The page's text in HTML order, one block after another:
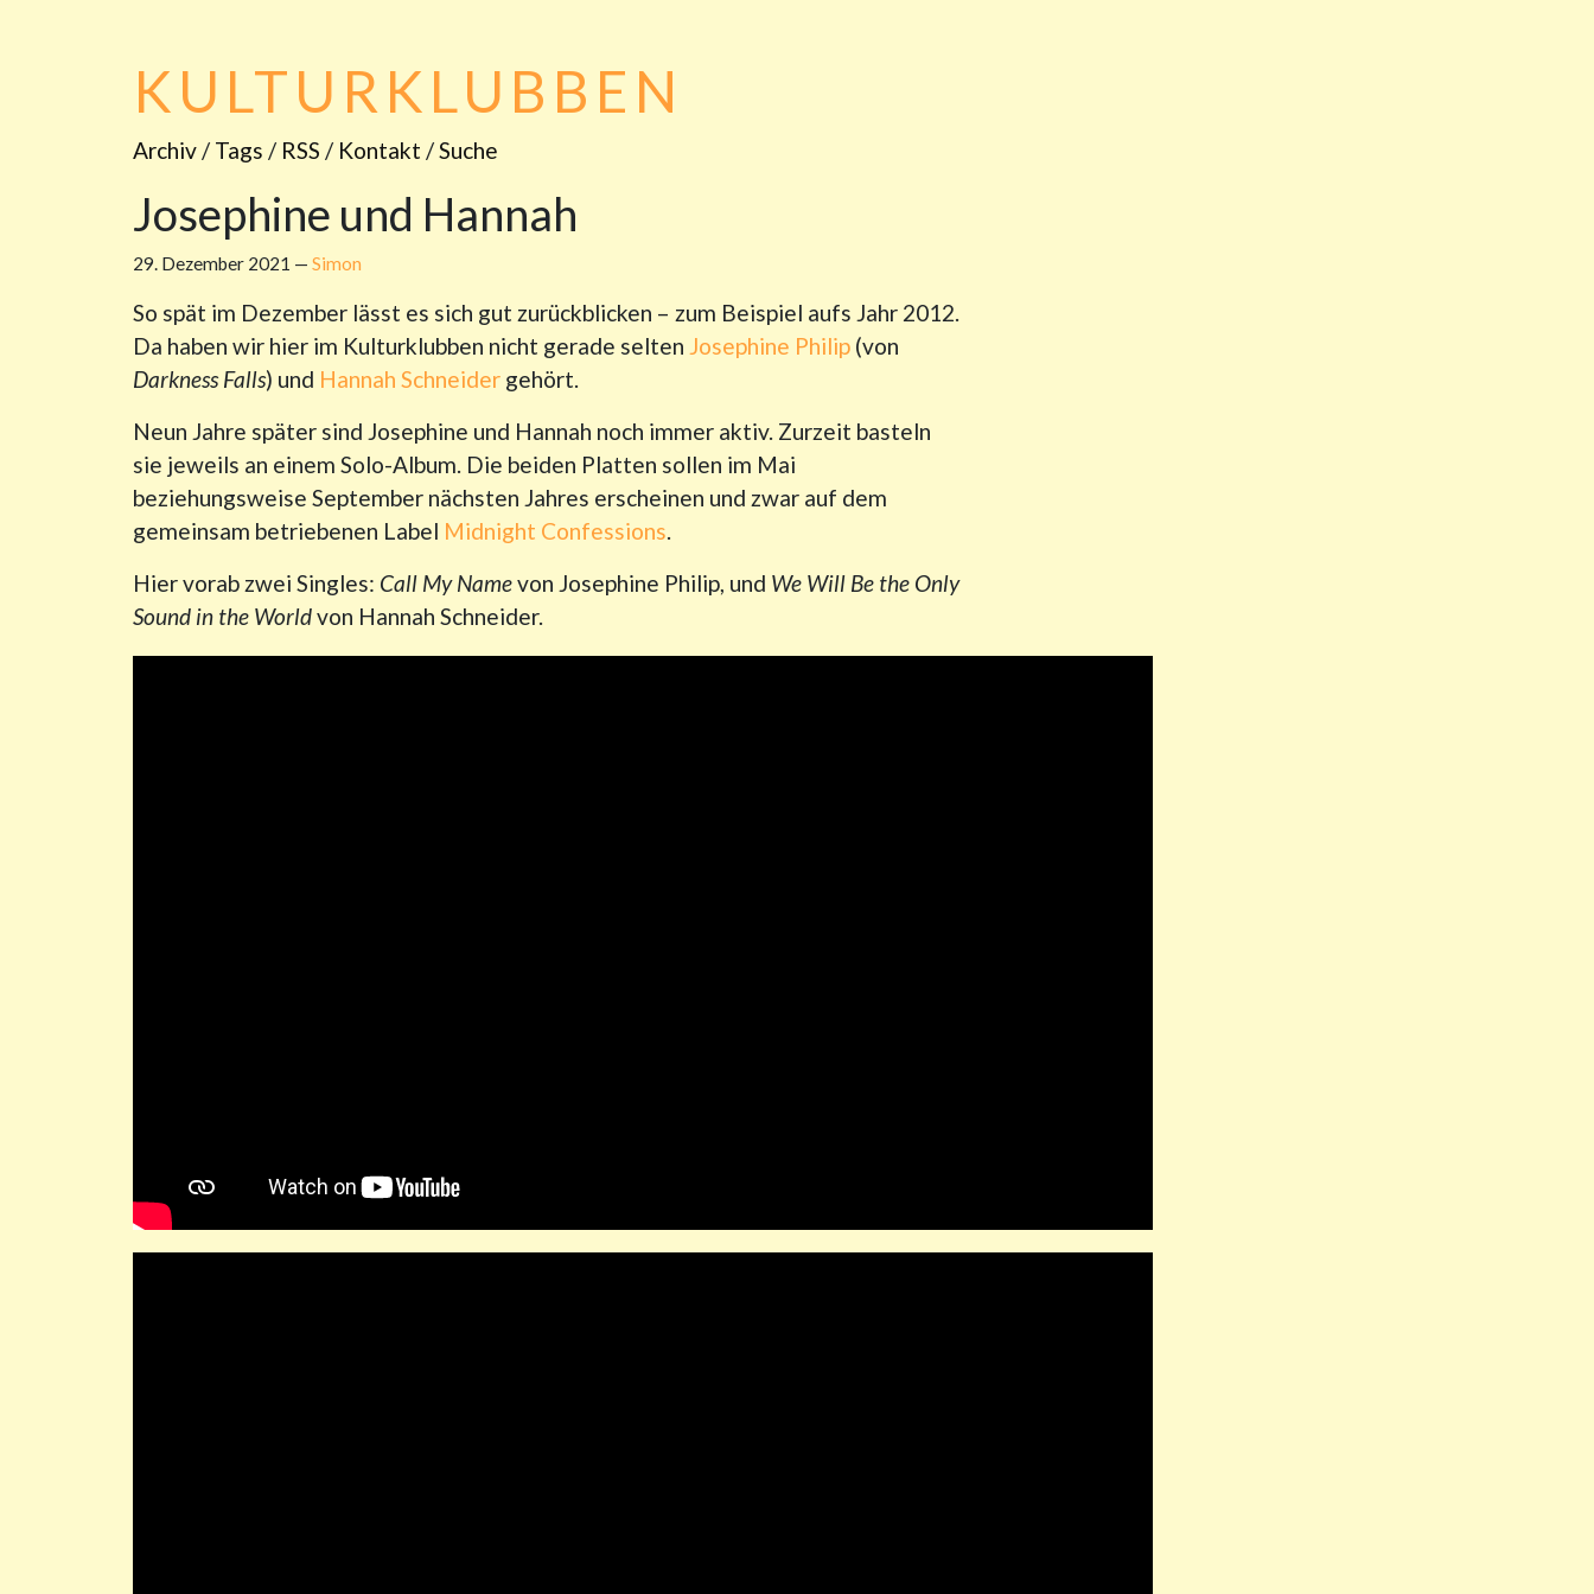
KULTURKLUBBEN
Archiv/ Tags / RSS / Kontakt /Suche
Josephine und Hannah
29. Dezember 2021 — Simon
So spät im Dezember lässt es sich gut zurückblicken – zum Beispiel aufs Jahr 2012.
Da haben wir hier im Kulturklubben nicht gerade selten Josephine Philip (von
Darkness Falls) und Hannah Schneider gehört.
Neun Jahre später sind Josephine und Hannah noch immer aktiv. Zurzeit basteln
sie jeweils an einem Solo-Album. Die beiden Platten sollen im Mai
beziehungsweise September nächsten Jahres erscheinen und zwar auf dem
gemeinsam betriebenen Label Midnight Confessions.
Hier vorab zwei Singles: Call My Namevon Josephine Philip, und We Will Be the Only
Sound in the Worldvon Hannah Schneider.